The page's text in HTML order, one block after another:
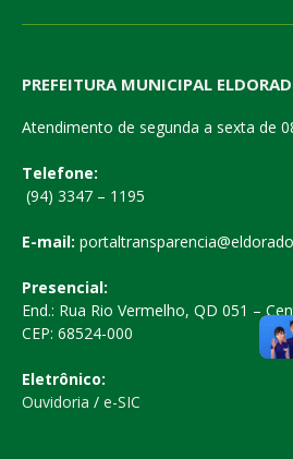
PREFEITURA MUNICIPAL
Atendimento de segunda a sexta de
Telefone:
(94) 3347 – 1195
E-mail:
Presencial:
End.: Rua Rio Vermelho, QD 051 –
CEP: 68524-000
Eletrônico:
Ouvidoria / e-SIC